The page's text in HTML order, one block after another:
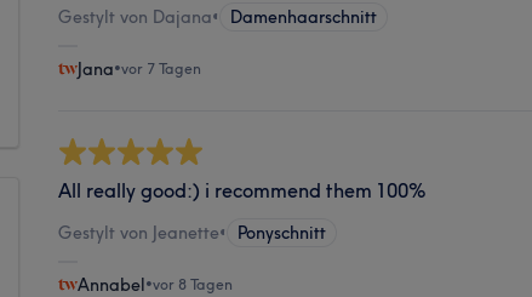
Gestylt von Dajana• Damenhaarschnitt
Jana•vor 7 Tagen
All really good:) i recommend them 100%
Gestylt von Jeanette• Ponyschnitt
Annabel•vor 8 Tagen